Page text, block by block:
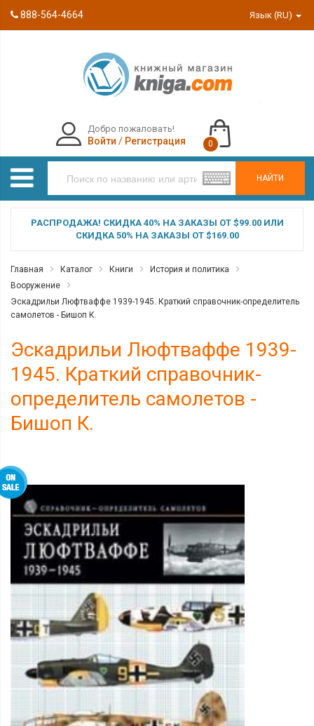
888-564-4664 Язык (RU)
НАЙТИ
Добро пожаловать!
Войти / Регистрация 0
РАСПРОДАЖА! СКИДКА 40% НА ЗАКАЗЫ ОТ $99.00 ИЛИ
СКИДКА 50% НА ЗАКАЗЫ ОТ $169.00
Главная Каталог Книги
История и политика
Вооружение
Эскадрильи Люфтваффе 1939-1945. Краткий справочник-определитель
самолетов - Бишоп К.
Эскадрильи Люфтваффе 1939-
1945. Краткий справочник-
определитель самолетов -
Бишоп К.